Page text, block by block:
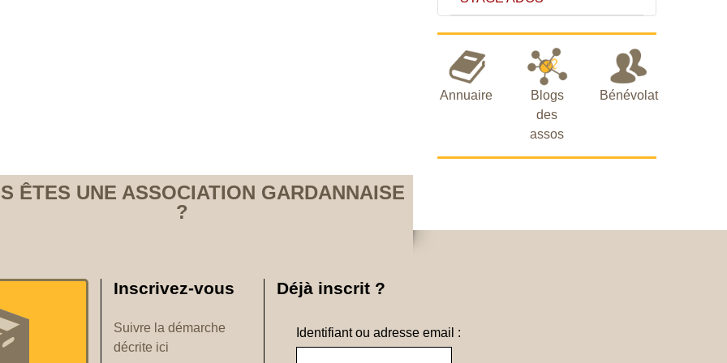
Annuaire
Blogs
des
assos
Bénévolat
ÊTES UNE ASSOCIATION GARDANNAISE
?
Inscrivez-vous
Suivre la démarche
décrite ici
Déjà inscrit ?
Identifiant ou adresse email :